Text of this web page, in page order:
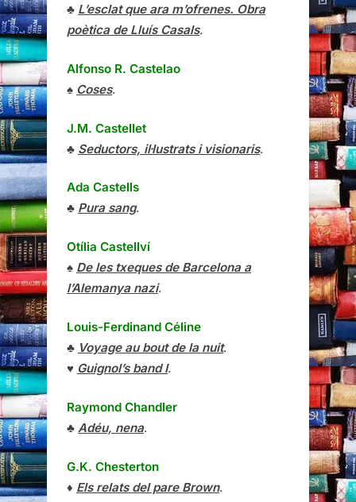
♣ L’esclat que ara m’ofrenes. Obra
poètica de Lluís Casals.
Alfonso R. Castelao
♠ Coses.
J.M. Castellet
♣ Seductors, il·lustrats i visionaris.
Ada Castells
♣ Pura sang.
Otília Castellví
♠ De les txeques de Barcelona a
l’Alemanya nazi.
Louis-Ferdinand Céline
♣ Voyage au bout de la nuit.
♥ Guignol’s band I.
Raymond Chandler
♣ Adéu, nena.
G.K. Chesterton
♦ Els relats del pare Brown.